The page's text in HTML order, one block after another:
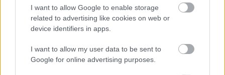
I want to allow Google to enable storage
related to advertising like cookies on web or
device identifiers in apps.
I want to allow my user data to be sent to
Google for online advertising purposes.
Pördülések és törések a NASCAR
Cup Series austini edzésén – VIDEÓ
Ryan Blaney számára nem kezdődött jól a NASCAR Cup Series
austini hétvégéje, hiszen megpördült a hivatalos edzésen. A